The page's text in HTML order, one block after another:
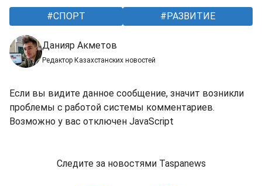
СПОРТ РАЗВИТИЕ
Данияр Акметов
Редактор Казахстанских новостей
Если вы видите данное сообщение, значит возникли
проблемы с работой системы комментариев.
Возможно у вас отключен JavaScript
Следите за новостями Taspanews